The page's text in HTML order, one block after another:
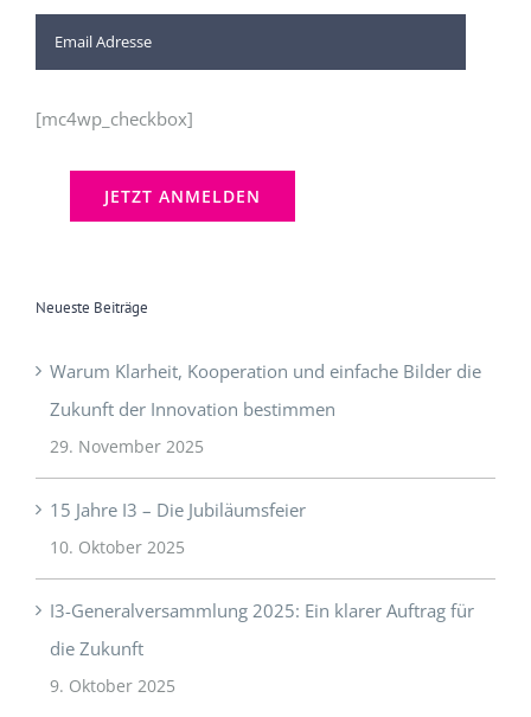
[mc4wp_checkbox]
Neueste Beiträge
Warum Klarheit, Kooperation und einfache Bilder die
Zukunft der Innovation bestimmen
29. November 2025
15 Jahre I3 – Die Jubiläumsfeier
10. Oktober 2025
I3-Generalversammlung 2025: Ein klarer Auftrag für
die Zukunft
9. Oktober 2025